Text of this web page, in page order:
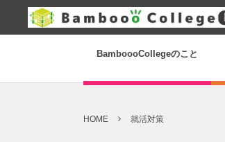
BamboooCollegeのこと
HOME 就活対策